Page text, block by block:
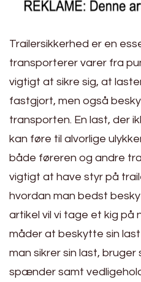
Trailersikkerhed er en
transporterer varer fra
vigtigt at sikre sig, at
fastgjort, men også
transporten. En last, der
kan føre til alvorlige
både føreren og andre
vigtigt at have styr på
hvordan man bedst
artikel vil vi tage et kig på
måder at beskytte sin
man sikrer sin last, bruger
spænder samt